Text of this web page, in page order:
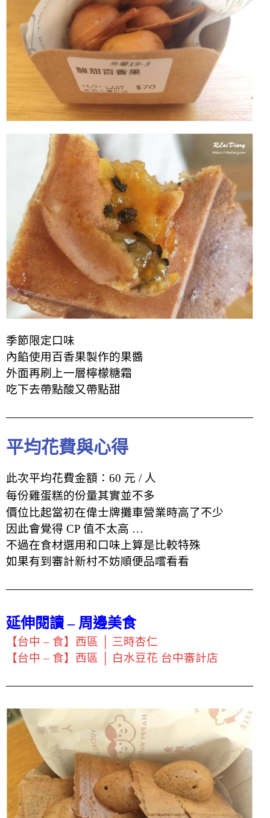
季節限定口味
內餡使用百香果製作的果醬
外面再刷上一層檸檬糖霜
吃下去帶點酸又帶點甜
平均花費與心得
此次平均花費金額：60 元 / 人
每份雞蛋糕的份量其實並不多
價位比起當初在偉士牌攤車營業時高了不少
因此會覺得 CP 值不太高 …
不過在食材選用和口味上算是比較特殊
如果有到審計新村不妨順便品嚐看看
延伸閱讀 – 周邊美食
【台中 – 食】西區 │ 三時杏仁
【台中 – 食】西區 │ 白水豆花 台中審計店